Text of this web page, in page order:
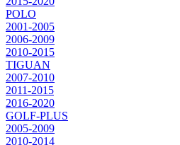
POLO
2001-2005
2006-2009
2010-2015
TIGUAN
2007-2010
2011-2015
2016-2020
GOLF-PLUS
2005-2009
2010-2014